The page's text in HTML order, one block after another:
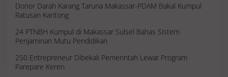
Donor Darah Karang Taruna Makassar-PDAM Bakal Kumpul
Ratusan Kantong
24 PTNBH Kumpul di Makassar Sulsel Bahas Sistem
Penjaminan Mutu Pendidikan
250 Entrepreneur Dibekali Pemerintah Lewat Program
Parepare Keren